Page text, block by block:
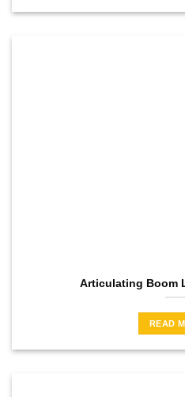
Articulating Boom
READ